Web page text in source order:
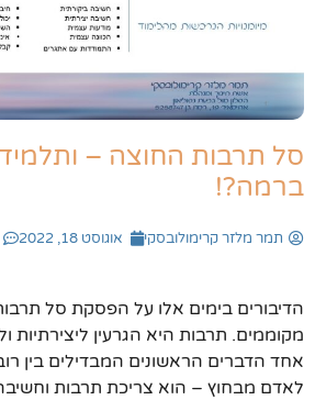
סל תרבות החוצה –
ברמה?!
תמר מלזר קרימולובסקי אוגוסט 18, 2022
הדיבורים בימים אלו על הפסקת סל
מקוממים. תרבות היא הגרעין
אחד הדברים הראשונים המבדילים בין
לאדם מבחוץ – הוא צריכת תרבות